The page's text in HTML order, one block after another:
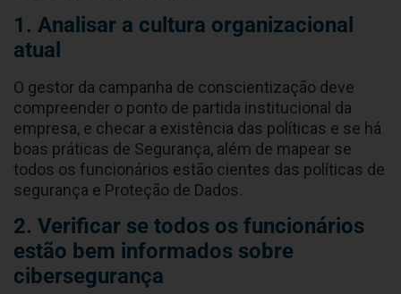
1. Analisar a cultura organizacional
atual
O gestor da campanha de conscientização deve
compreender o ponto de partida institucional da
empresa, e checar a existência das políticas e se há
boas práticas de Segurança, além de mapear se
todos os funcionários estão cientes das políticas de
segurança e Proteção de Dados.
2. Verificar se todos os funcionários
estão bem informados sobre
cibersegurança